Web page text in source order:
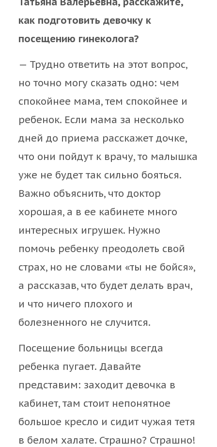
как подготовить девочку к
посещению гинеколога?
— Трудно ответить на этот вопрос,
но точно могу сказать одно: чем
спокойнее мама, тем спокойнее и
ребенок. Если мама за несколько
дней до приема расскажет дочке,
что они пойдут к врачу, то малышка
уже не будет так сильно бояться.
Важно объяснить, что доктор
хорошая, а в ее кабинете много
интересных игрушек. Нужно
помочь ребенку преодолеть свой
страх, но не словами «ты не бойся»,
а рассказав, что будет делать врач,
и что ничего плохого и
болезненного не случится.
Посещение больницы всегда
ребенка пугает. Давайте
представим: заходит девочка в
кабинет, там стоит непонятное
большое кресло и сидит чужая тетя
в белом халате. Страшно? Страшно!